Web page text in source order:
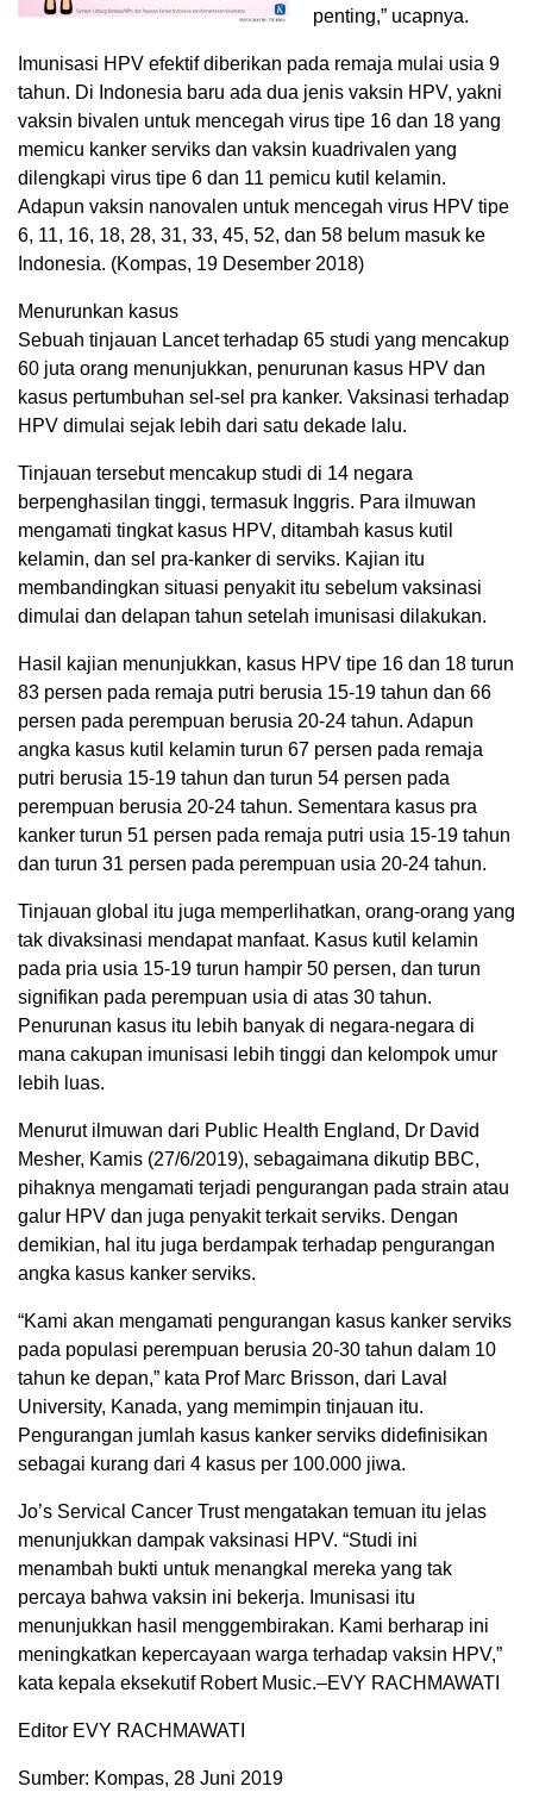
penting,” ucapnya.
Imunisasi HPV efektif diberikan pada remaja mulai usia 9
tahun. Di Indonesia baru ada dua jenis vaksin HPV, yakni
vaksin bivalen untuk mencegah virus tipe 16 dan 18 yang
memicu kanker serviks dan vaksin kuadrivalen yang
dilengkapi virus tipe 6 dan 11 pemicu kutil kelamin.
Adapun vaksin nanovalen untuk mencegah virus HPV tipe
6, 11, 16, 18, 28, 31, 33, 45, 52, dan 58 belum masuk ke
Indonesia. (Kompas, 19 Desember 2018)
Menurunkan kasus
Sebuah tinjauan Lancet terhadap 65 studi yang mencakup
60 juta orang menunjukkan, penurunan kasus HPV dan
kasus pertumbuhan sel-sel pra kanker. Vaksinasi terhadap
HPV dimulai sejak lebih dari satu dekade lalu.
Tinjauan tersebut mencakup studi di 14 negara
berpenghasilan tinggi, termasuk Inggris. Para ilmuwan
mengamati tingkat kasus HPV, ditambah kasus kutil
kelamin, dan sel pra-kanker di serviks. Kajian itu
membandingkan situasi penyakit itu sebelum vaksinasi
dimulai dan delapan tahun setelah imunisasi dilakukan.
Hasil kajian menunjukkan, kasus HPV tipe 16 dan 18 turun
83 persen pada remaja putri berusia 15-19 tahun dan 66
persen pada perempuan berusia 20-24 tahun. Adapun
angka kasus kutil kelamin turun 67 persen pada remaja
putri berusia 15-19 tahun dan turun 54 persen pada
perempuan berusia 20-24 tahun. Sementara kasus pra
kanker turun 51 persen pada remaja putri usia 15-19 tahun
dan turun 31 persen pada perempuan usia 20-24 tahun.
Tinjauan global itu juga memperlihatkan, orang-orang yang
tak divaksinasi mendapat manfaat. Kasus kutil kelamin
pada pria usia 15-19 turun hampir 50 persen, dan turun
signifikan pada perempuan usia di atas 30 tahun.
Penurunan kasus itu lebih banyak di negara-negara di
mana cakupan imunisasi lebih tinggi dan kelompok umur
lebih luas.
Menurut ilmuwan dari Public Health England, Dr David
Mesher, Kamis (27/6/2019), sebagaimana dikutip BBC,
pihaknya mengamati terjadi pengurangan pada strain atau
galur HPV dan juga penyakit terkait serviks. Dengan
demikian, hal itu juga berdampak terhadap pengurangan
angka kasus kanker serviks.
“Kami akan mengamati pengurangan kasus kanker serviks
pada populasi perempuan berusia 20-30 tahun dalam 10
tahun ke depan,” kata Prof Marc Brisson, dari Laval
University, Kanada, yang memimpin tinjauan itu.
Pengurangan jumlah kasus kanker serviks didefinisikan
sebagai kurang dari 4 kasus per 100.000 jiwa.
Jo’s Servical Cancer Trust mengatakan temuan itu jelas
menunjukkan dampak vaksinasi HPV. “Studi ini
menambah bukti untuk menangkal mereka yang tak
percaya bahwa vaksin ini bekerja. Imunisasi itu
menunjukkan hasil menggembirakan. Kami berharap ini
meningkatkan kepercayaan warga terhadap vaksin HPV,”
kata kepala eksekutif Robert Music.–EVY RACHMAWATI
Editor EVY RACHMAWATI
Sumber: Kompas, 28 Juni 2019